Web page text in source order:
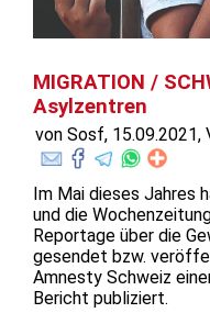
MIGRATION /
Asylzentren
von Sosf,
Im Mai dieses Jahres
und die
Reportage über die
gesendet bzw.
Amnesty Schweiz
Bericht publiziert.